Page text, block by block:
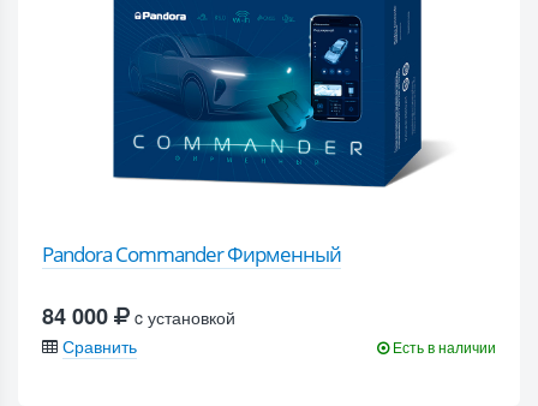
Pandora Commander Фирменный
84 000
c установкой
Сравнить
Есть в наличии